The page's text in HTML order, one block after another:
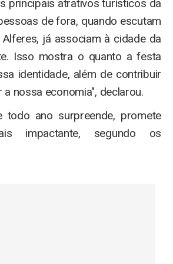
principais atrativos turísticos da
de fora, quando escutam
já associam à cidade da
Isso mostra o quanto a festa
identidade, além de contribuir
nossa economia", declarou.
todo ano surpreende, promete
impactante, segundo os